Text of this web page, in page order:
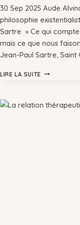
30 Sep 2025 Aude
philosophie
Sartre » Ce qui compte
mais ce que nous
Jean-Paul Sartre,
LIRE LA SUITE